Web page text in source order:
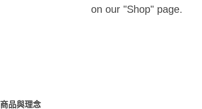
on our "Shop" page.
商品與理念